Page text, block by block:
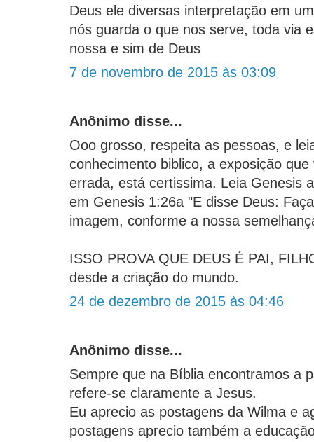
Deus ele diversas interpretação em
nós guarda o que nos serve, toda via
nossa e sim de Deus
7 de novembro de 2015 às 03:09
Anônimo disse...
Ooo grosso, respeita as pessoas, e
conhecimento biblico, a exposição
errada, está certissima. Leia Genesis
em Genesis 1:26a "E disse Deus:
imagem, conforme a nossa
ISSO PROVA QUE DEUS É PAI,
desde a criação do mundo.
24 de dezembro de 2015 às 04:46
Anônimo disse...
Sempre que na Bíblia encontramos a
refere-se claramente a Jesus.
Eu aprecio as postagens da Wilma e
postagens aprecio também a